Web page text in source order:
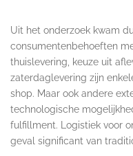
Uit het onderzoek kwam
consumentenbehoeften
thuislevering, keuze uit
zaterdaglevering zijn
shop. Maar ook andere
technologische
fulfillment. Logistiek voor
geval significant van